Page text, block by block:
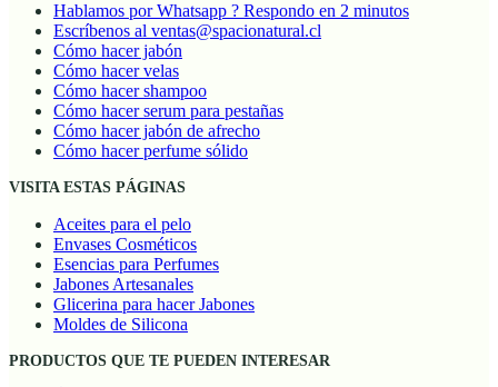
Hablamos por Whatsapp ? Respondo en 2 minutos
Escríbenos al ventas@spacionatural.cl
Cómo hacer jabón
Cómo hacer velas
Cómo hacer shampoo
Cómo hacer serum para pestañas
Cómo hacer jabón de afrecho
Cómo hacer perfume sólido
VISITA ESTAS PÁGINAS
Aceites para el pelo
Envases Cosméticos
Esencias para Perfumes
Jabones Artesanales
Glicerina para hacer Jabones
Moldes de Silicona
PRODUCTOS QUE TE PUEDEN INTERESAR